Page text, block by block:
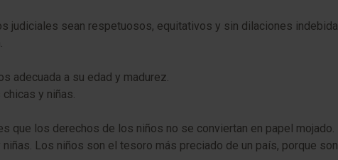
judiciales sean respetuosos, equitativos y sin dilaciones
adecuada a su edad y madurez.
y niñas.
que los derechos de los niños no se conviertan en papel
Los niños son el tesoro más preciado de un país, porque